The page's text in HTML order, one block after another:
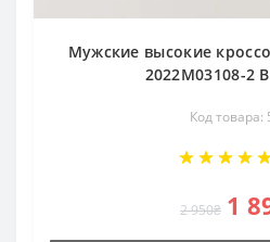
Мужские высокие
2022M03108-2
Код товара:
2 950₴ 1